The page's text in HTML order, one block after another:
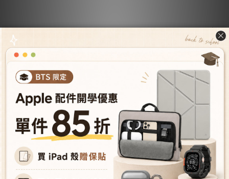
13吋 相機快取多角度折疊防
潑水布紋保護殼(筆槽+磁扣) -
黑
NT$1,680
相機快取多角度折疊防潑水布
紋保護殼(磁扣) - 冰川藍
NT$1,580